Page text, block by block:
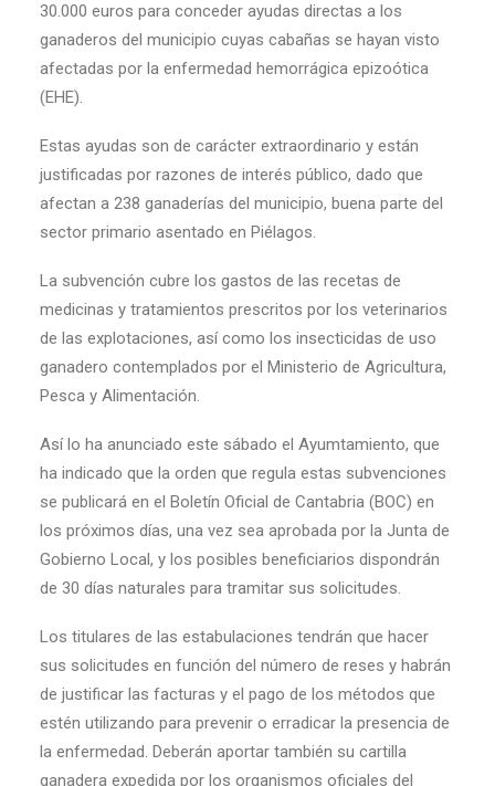
30.000 euros para conceder ayudas directas a los
ganaderos del municipio cuyas cabañas se hayan visto
afectadas por la enfermedad hemorrágica epizoótica
(EHE).
Estas ayudas son de carácter extraordinario y están
justificadas por razones de interés público, dado que
afectan a 238 ganaderías del municipio, buena parte del
sector primario asentado en Piélagos.
La subvención cubre los gastos de las recetas de
medicinas y tratamientos prescritos por los veterinarios
de las explotaciones, así como los insecticidas de uso
ganadero contemplados por el Ministerio de Agricultura,
Pesca y Alimentación.
Así lo ha anunciado este sábado el Ayumtamiento, que
ha indicado que la orden que regula estas subvenciones
se publicará en el Boletín Oficial de Cantabria (BOC) en
los próximos días, una vez sea aprobada por la Junta de
Gobierno Local, y los posibles beneficiarios dispondrán
de 30 días naturales para tramitar sus solicitudes.
Los titulares de las estabulaciones tendrán que hacer
sus solicitudes en función del número de reses y habrán
de justificar las facturas y el pago de los métodos que
estén utilizando para prevenir o erradicar la presencia de
la enfermedad. Deberán aportar también su cartilla
ganadera expedida por los organismos oficiales del